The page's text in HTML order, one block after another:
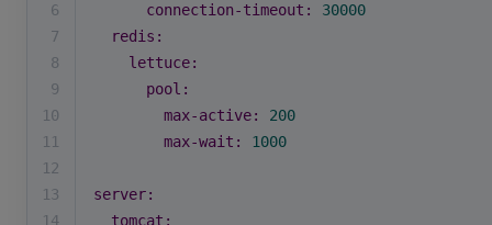
6
connection-timeout:
30000
7
redis:
8
lettuce:
9
pool:
10
max-active:
200
11
max-wait:
1000
12
13
server:
14
tomcat: